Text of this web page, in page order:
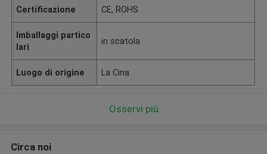
Certificazione CE, ROHS
Imballaggi partico
lari
in scatola
Luogo di origine La Cina
Osservi più
Circa noi